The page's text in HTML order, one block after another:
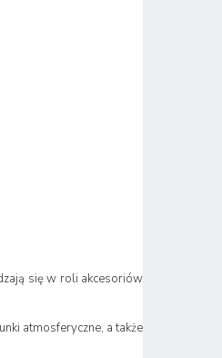
się w roli akcesoriów
atmosferyczne, a także